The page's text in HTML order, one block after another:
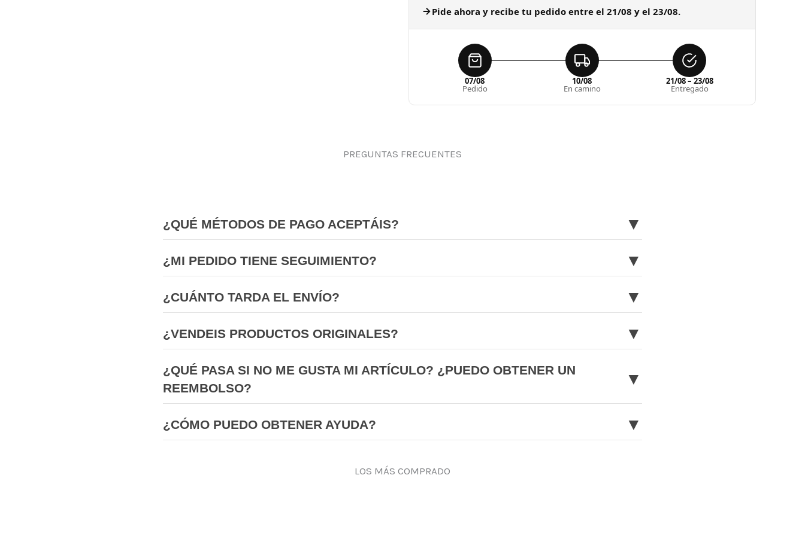
Pide ahora y recibe tu pedido entre el 21/08 y el 23/08.
07/08
Pedido
10/08
En camino
21/08 – 23/08
Entregado
PREGUNTAS FRECUENTES
¿QUÉ MÉTODOS DE PAGO ACEPTÁIS? ▼
¿MI PEDIDO TIENE SEGUIMIENTO? ▼
¿CUÁNTO TARDA EL ENVÍO? ▼
¿VENDEIS PRODUCTOS ORIGINALES? ▼
¿QUÉ PASA SI NO ME GUSTA MI ARTÍCULO? ¿PUEDO OBTENER UN
REEMBOLSO?
▼
¿CÓMO PUEDO OBTENER AYUDA? ▼
LOS MÁS COMPRADO